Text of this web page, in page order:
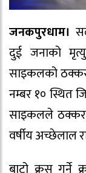
जनकपुरधाम।
दुई जनाको
साइकलको
नम्बर १० स्थित
साइकलले ठक्कर
वर्षीय अच्छेलाल